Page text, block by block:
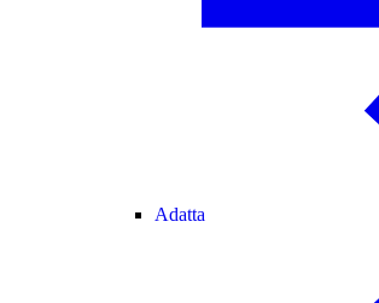
Adatta